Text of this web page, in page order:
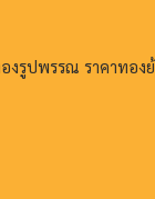
รูปพรรณ ราคาทอง